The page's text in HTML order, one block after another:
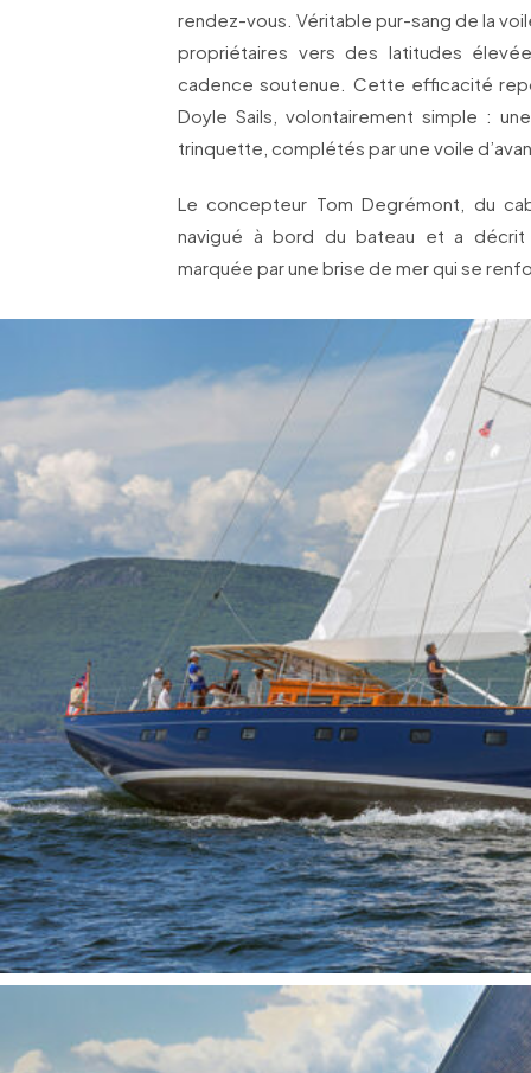
rendez-vous. Véritable pur-sang de la
propriétaires vers des latitudes
cadence soutenue. Cette efficacité
Doyle Sails, volontairement simple :
trinquette, complétés par une voile
Le concepteur Tom Degrémont, du
navigué à bord du bateau et a décrit
marquée par une brise de mer qui se